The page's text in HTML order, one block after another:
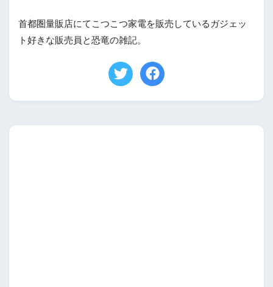
首都圏量販店にてこつこつ家電を販売しているガジェッ
ト好きな販売員と恐竜の雑記。